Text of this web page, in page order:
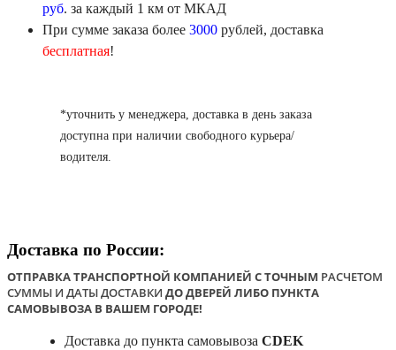
руб. за каждый 1 км от МКАД
При сумме заказа более 3000 рублей, доставка
бесплатная!
*уточнить у менеджера, доставка в день заказа
доступна при наличии свободного курьера/
водителя.
Доставка по России:
ОТПРАВКА ТРАНСПОРТНОЙ КОМПАНИЕЙ С ТОЧНЫМ РАСЧЕТОМ
СУММЫ И ДАТЫ ДОСТАВКИ ДО ДВЕРЕЙ ЛИБО ПУНКТА
САМОВЫВОЗА В ВАШЕМ ГОРОДЕ!
Доставка до пункта самовывоза CDEK